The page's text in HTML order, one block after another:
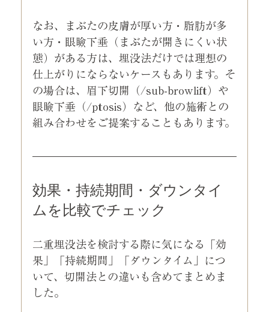
なお、まぶたの皮膚が厚い方・脂肪が多
い方・眼瞼下垂（まぶたが開きにくい状
態）がある方は、埋没法だけでは理想の
仕上がりにならないケースもあります。そ
の場合は、眉下切開（/sub-browlift）や
眼瞼下垂（/ptosis）など、他の施術との
組み合わせをご提案することもあります。
効果・持続期間・ダウンタイ
ムを比較でチェック
二重埋没法を検討する際に気になる「効
果」「持続期間」「ダウンタイム」につ
いて、切開法との違いも含めてまとめま
した。